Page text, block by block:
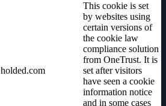
holded.com
This cookie is set
by websites using
certain versions of
the cookie law
compliance solution
from OneTrust. It is
set after visitors
have seen a cookie
information notice
and in some cases